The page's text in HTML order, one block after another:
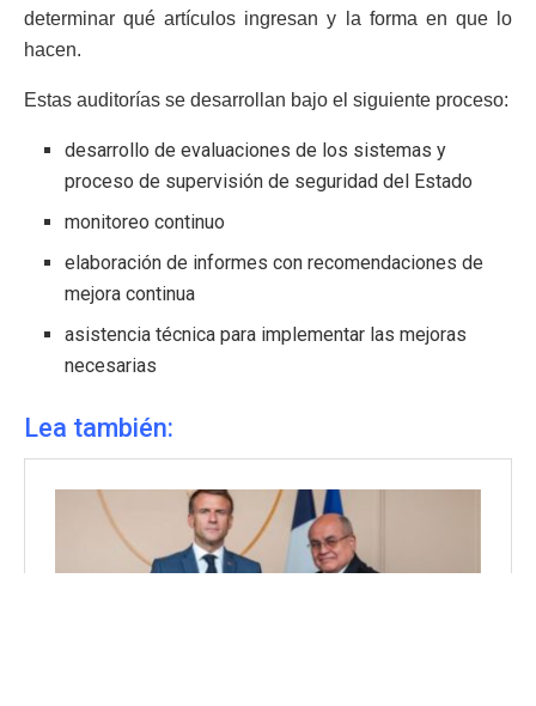
determinar qué artículos ingresan y la forma en que lo
hacen.
Estas auditorías se desarrollan bajo el siguiente proceso:
desarrollo de evaluaciones de los sistemas y
proceso de supervisión de seguridad del Estado
monitoreo continuo
elaboración de informes con recomendaciones de
mejora continua
asistencia técnica para implementar las mejoras
necesarias
Lea también: